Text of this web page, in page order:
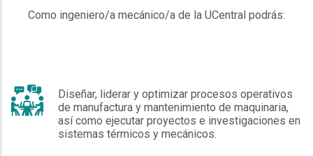
Como ingeniero/a mecánico/a de la UCentral podrás:
Diseñar, liderar y optimizar procesos operativos
de manufactura y mantenimiento de maquinaria,
así como ejecutar proyectos e investigaciones en
sistemas térmicos y mecánicos.